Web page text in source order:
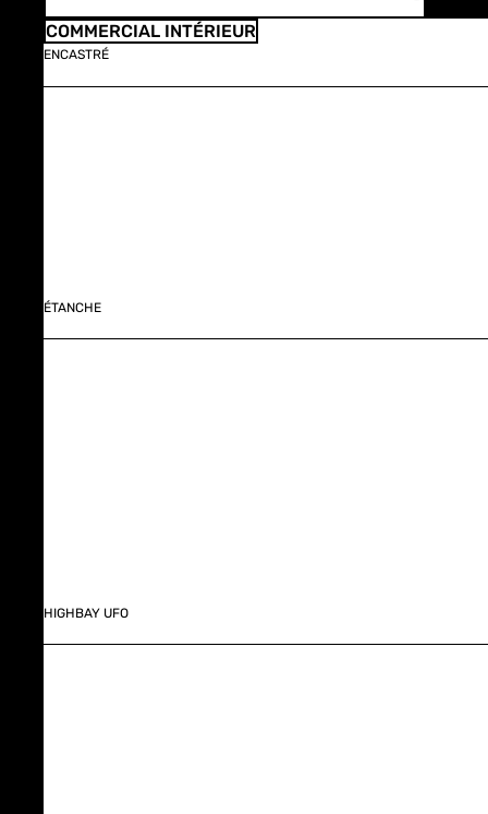
COMMERCIAL INTÉRIEUR
ENCASTRÉ
ÉTANCHE
HIGHBAY UFO